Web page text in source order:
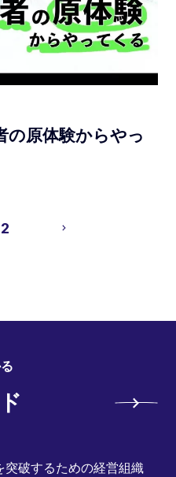
の原体験からやっ
2
破するための経営組織